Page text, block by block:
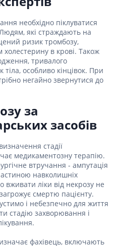
необхідно піклуватися
які страждають на
ризик тромбозу,
холестерину в крові. Також
тривалого
тіла, особливо кінцівок. При
негайно звернутися до
за
засобів
стадії
медикаментозну терапію.
втручання - ампутація
навколишніх
вживати ліки від некрозу не
смертю пацієнту.
і небезпечно для життя
стадію захворювання і
фахівець, включають